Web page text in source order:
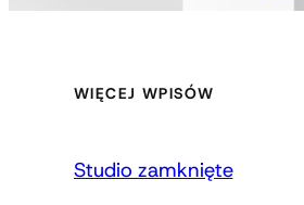
WIĘCEJ WPISÓW
Studio zamknięte